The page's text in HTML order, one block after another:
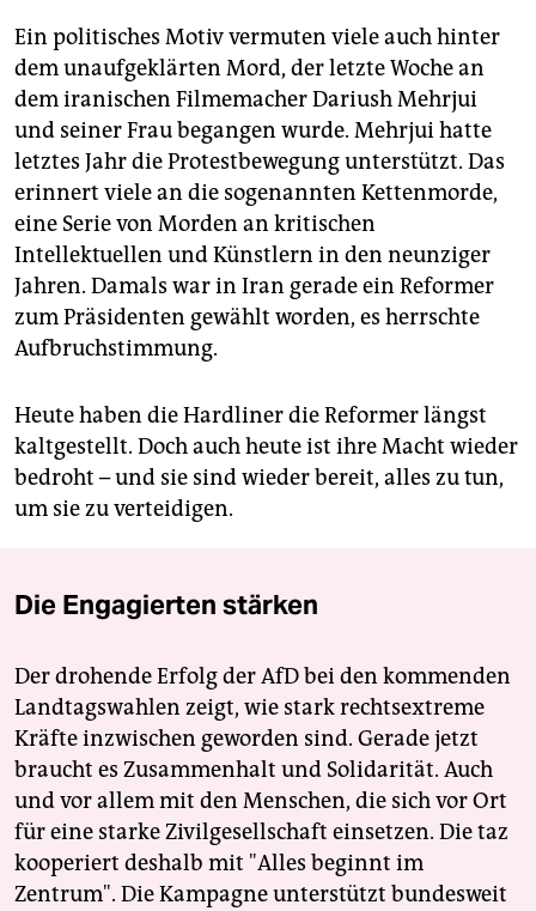
Ein politisches Motiv vermuten viele auch hinter
dem unaufgeklärten Mord, der letzte Woche an
dem iranischen Filmemacher Dariush Mehrjui
und seiner Frau begangen wurde. Mehrjui hatte
letztes Jahr die Protestbewegung unterstützt. Das
erinnert viele an die sogenannten Kettenmorde,
eine Serie von Morden an kritischen
Intellektuellen und Künstlern in den neunziger
Jahren. Damals war in Iran gerade ein Reformer
zum Präsidenten gewählt worden, es herrschte
Aufbruchstimmung.
Heute haben die Hardliner die Reformer längst
kaltgestellt. Doch auch heute ist ihre Macht wieder
bedroht – und sie sind wieder bereit, alles zu tun,
um sie zu verteidigen.
Die Engagierten stärken
Der drohende Erfolg der AfD bei den kommenden
Landtagswahlen zeigt, wie stark rechtsextreme
Kräfte inzwischen geworden sind. Gerade jetzt
braucht es Zusammenhalt und Solidarität. Auch
und vor allem mit den Menschen, die sich vor Ort
für eine starke Zivilgesellschaft einsetzen. Die taz
kooperiert deshalb mit "Alles beginnt im
Zentrum". Die Kampagne unterstützt bundesweit